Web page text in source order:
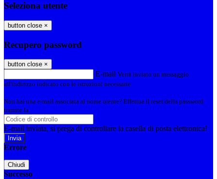
Seleziona utente
button close ×
Recupero password
button close ×
E-mail Verrà inviato un messaggio
all'indirizzo indicato con le istruzioni necessarie.
Non hai una e-mail associata al nome utente? Effettua il reset della password
tramite la
E-mail inviata, si prega di controllare la casella di posta elettronica!
Errore
Chiudi
Successo